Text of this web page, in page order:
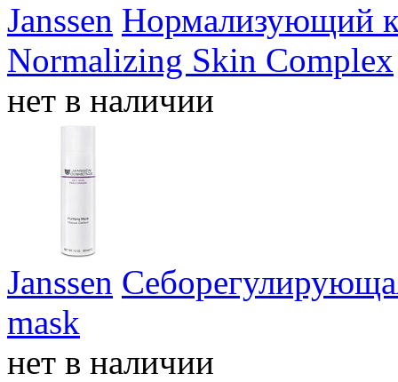
Janssen Нормализующий
Normalizing Skin Complex
нет в наличии
Janssen
mask
нет в наличии